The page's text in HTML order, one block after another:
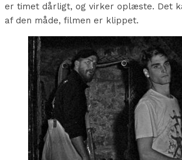
er timet dårligt, og virker oplæste. Det
af den måde, filmen er klippet.